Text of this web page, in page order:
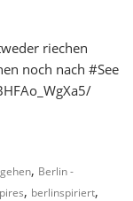
riechen
noch nach #See
, Berlin -
, berlinspiriert,